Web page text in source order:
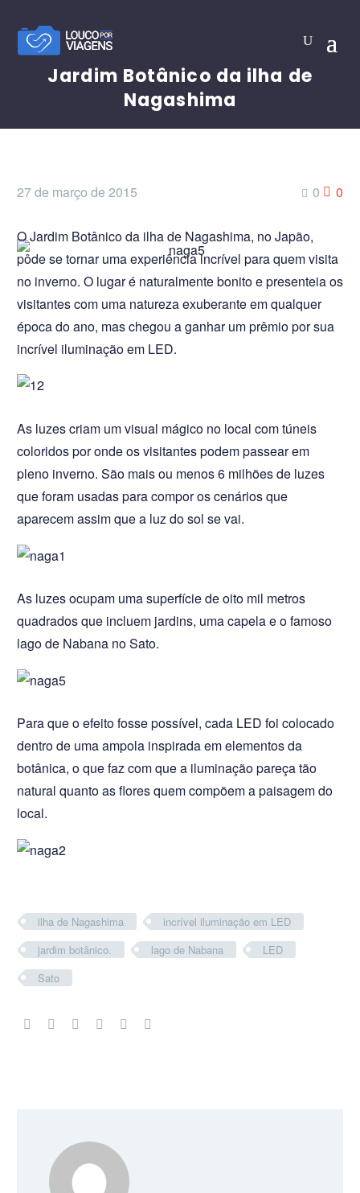
Jardim Botânico da ilha de
Nagashima
0 0
27 de março de 2015
O Jardim Botânico da ilha de Nagashima, no Japão,
pôde se tornar uma experiência incrível para quem visita
no inverno. O lugar é naturalmente bonito e presenteia os
visitantes com uma natureza exuberante em qualquer
época do ano, mas chegou a ganhar um prêmio por sua
incrível iluminação em LED.
As luzes criam um visual mágico no local com túneis
coloridos por onde os visitantes podem passear em
pleno inverno. São mais ou menos 6 milhões de luzes
que foram usadas para compor os cenários que
aparecem assim que a luz do sol se vai.
As luzes ocupam uma superfície de oito mil metros
quadrados que incluem jardins, uma capela e o famoso
lago de Nabana no Sato.
Para que o efeito fosse possível, cada LED foi colocado
dentro de uma ampola inspirada em elementos da
botânica, o que faz com que a iluminação pareça tão
natural quanto as flores quem compõem a paisagem do
local.
ilha de Nagashima
incrível iluminação em LED
jardim botânico.
lago de Nabana
LED
Sato